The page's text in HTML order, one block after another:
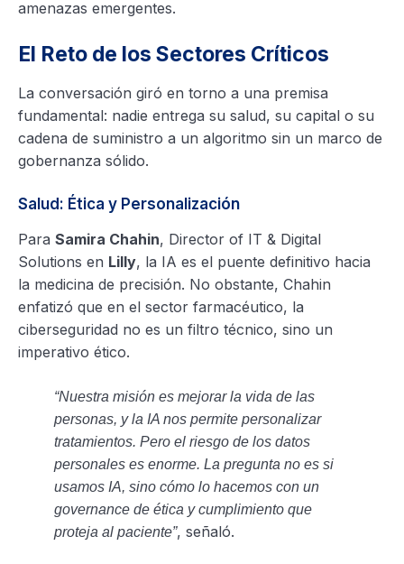
amenazas emergentes.
El Reto de los Sectores Críticos
La conversación giró en torno a una premisa
fundamental: nadie entrega su salud, su capital o su
cadena de suministro a un algoritmo sin un marco de
gobernanza sólido.
Salud: Ética y Personalización
Para Samira Chahin, Director of IT & Digital
Solutions en Lilly, la IA es el puente definitivo hacia
la medicina de precisión. No obstante, Chahin
enfatizó que en el sector farmacéutico, la
ciberseguridad no es un filtro técnico, sino un
imperativo ético.
“Nuestra misión es mejorar la vida de las
personas, y la IA nos permite personalizar
tratamientos. Pero el riesgo de los datos
personales es enorme. La pregunta no es si
usamos IA, sino cómo lo hacemos con un
governance de ética y cumplimiento que
proteja al paciente”, señaló.